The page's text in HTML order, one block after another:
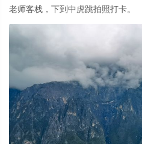
老师客栈，下到中虎跳拍照打卡。